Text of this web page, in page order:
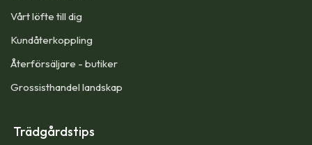
Vårt löfte till dig​
Kundåterkoppling
Återförsäljare - butiker
Grossisthandel landskap
Trädgårdstips